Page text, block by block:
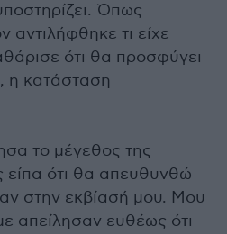
Όπως
αντιλήφθηκε τι είχε
ότι θα προσφύγει
η κατάσταση
το μέγεθος της
είπα ότι θα απευθυνθώ
στην εκβίασή μου. Μου
απείλησαν ευθέως ότι